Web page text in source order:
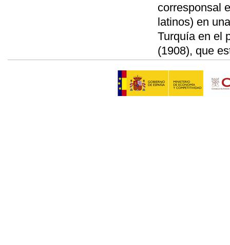
corresponsal
latinos) en
Turquía en el
(1908), que